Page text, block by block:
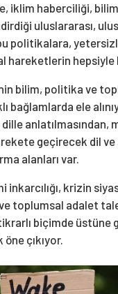
iklim haberciliği,
uluslararası,
politikalara,
hareketlerin hepsiyle
bilim, politika ve
bağlamlarda ele
anlatılmasından,
geçirecek dil
alanları var.
inkarcılığı, krizin
toplumsal adalet
biçimde üstüne
çıkıyor.